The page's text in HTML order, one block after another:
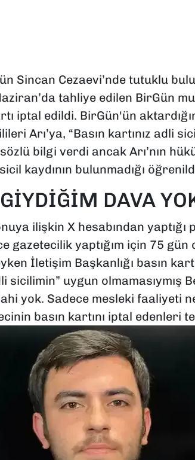
Sincan Cezaevi’nde tutuklu
tahliye edilen BirGün
iptal edildi. BirGün'ün
Arı’ya, “Basın kartınız adli
bilgi verdi ancak Arı’nın
kaydının bulunmadığı
DAVA
ilişkin X hesabından yaptığı
gazetecilik yaptığım için 75
İletişim Başkanlığı basın
sicilimin” uygun olmamasıymış
yok. Sadece mesleki faaliyeti
basın kartını iptal edenleri